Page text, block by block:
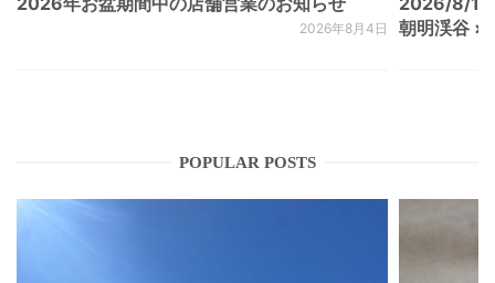
2026年8月4日
朝明渓谷 ×
POPULAR POSTS